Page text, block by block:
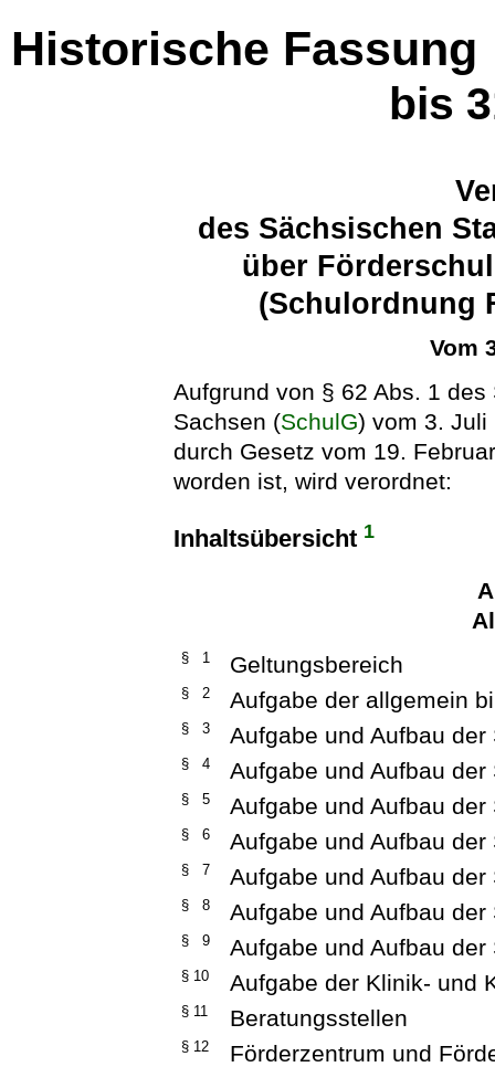
Historische Fassung
bis
des Sächsischen
über
(Schulordnung
Vom
Aufgrund von § 62 Abs. 1
Sachsen (SchulG) vom 3. Juli
durch Gesetz vom 19.
worden ist, wird verordnet:
Inhaltsübersicht 1
§ 1 Geltungsbereich
§ 2 Aufgabe der allgemein
§ 3 Aufgabe und Aufbau
§ 4 Aufgabe und Aufbau
§ 5 Aufgabe und Aufbau
§ 6 Aufgabe und Aufbau
§ 7 Aufgabe und Aufbau
§ 8 Aufgabe und Aufbau
§ 9 Aufgabe und Aufbau
§ 10 Aufgabe der Klinik- und
§ 11 Beratungsstellen
§ 12
Förderzentrum und